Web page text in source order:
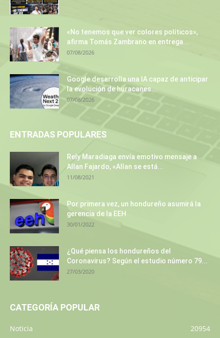
«No tenemos que ver colores políticos»,
afirma Tomás Zambrano en entrega...
07/08/2026
Google desarrolla una IA capaz de anticipar
la evolución de huracanes...
07/08/2026
ENTRADAS POPULARES
Rely Maradiaga envía emotivo mensaje a
Allan Fajardo, «Allan se está...
11/08/2021
Por primera vez, un hondureño asumirá la
gerencia de la EEH
30/01/2022
¿Qué piensa los hondureños del
Coronavirus? Según el estudio número 79...
27/03/2020
CATEGORÍA POPULAR
Noticia
20954